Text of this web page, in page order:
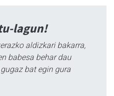
lagun!
aldizkari bakarra,
babesa behar dau
bat egin gura